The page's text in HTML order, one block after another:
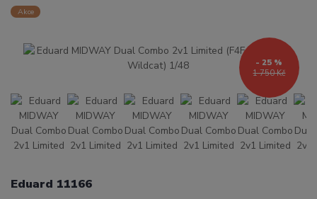
Akce
1 750 Kč
- 25 %
Eduard 11166